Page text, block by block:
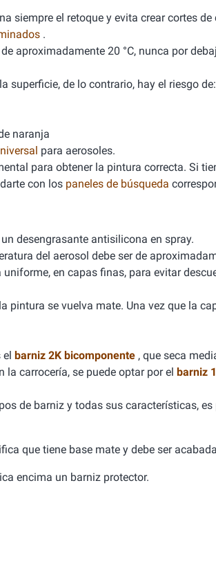
siempre el retoque y evita crear cortes
.
aproximadamente 20 °C, nunca por
superficie, de lo contrario, hay el riesgo de:
naranja
para aerosoles.
para obtener la pintura correcta. Si
con los paneles de búsqueda
desengrasante antisilicona en spray.
del aerosol debe ser de
en capas finas, para evitar
pintura se vuelva mate. Una vez que la
el barniz 2K bicomponente , que seca
la carrocería, se puede optar por el barniz
de barniz y todas sus características,
que tiene base mate y debe ser
encima un barniz protector.